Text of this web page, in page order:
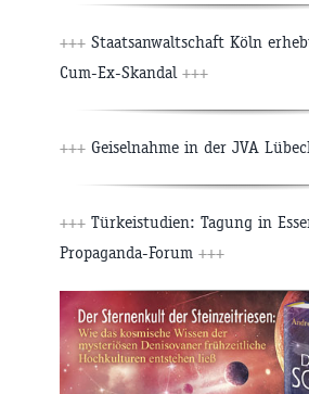
+++ Staatsanwaltschaft Köln
Cum-Ex-Skandal +++
+++ Geiselnahme in der JVA
+++ Türkeistudien: Tagung in
Propaganda-Forum +++